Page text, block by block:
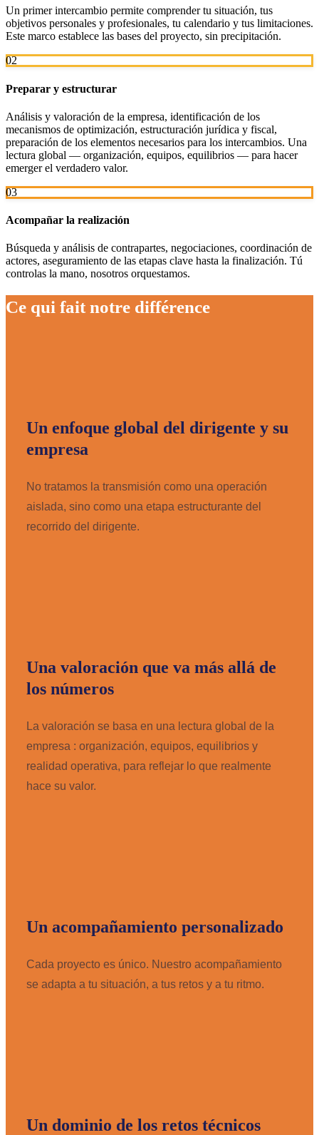
Un primer intercambio permite comprender tu situación, tus
objetivos personales y profesionales, tu calendario y tus limitaciones.
Este marco establece las bases del proyecto, sin precipitación.
02
Preparar y estructurar
Análisis y valoración de la empresa, identificación de los
mecanismos de optimización, estructuración jurídica y fiscal,
preparación de los elementos necesarios para los intercambios. Una
lectura global — organización, equipos, equilibrios — para hacer
emerger el verdadero valor.
03
Acompañar la realización
Búsqueda y análisis de contrapartes, negociaciones, coordinación de
actores, aseguramiento de las etapas clave hasta la finalización. Tú
controlas la mano, nosotros orquestamos.
Ce qui fait notre différence
Un enfoque global del dirigente y su
empresa
No tratamos la transmisión como una operación
aislada, sino como una etapa estructurante del
recorrido del dirigente.
Una valoración que va más allá de
los números
La valoración se basa en una lectura global de la
empresa : organización, equipos, equilibrios y
realidad operativa, para reflejar lo que realmente
hace su valor.
Un acompañamiento personalizado
Cada proyecto es único. Nuestro acompañamiento
se adapta a tu situación, a tus retos y a tu ritmo.
Un dominio de los retos técnicos